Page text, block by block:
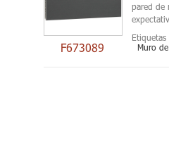
F673089
pared de
Muro